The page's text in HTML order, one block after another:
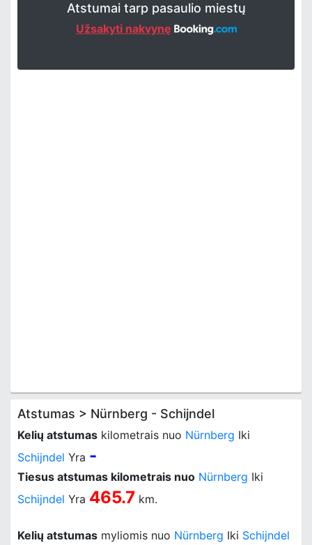
Atstumai tarp pasaulio miestų
Užsakyti nakvynę
Atstumas > Nürnberg - Schijndel
Kelių atstumas kilometrais nuo Nürnberg Iki
Schijndel Yra -
Tiesus atstumas kilometrais nuo Nürnberg Iki
Schijndel Yra 465.7 km.
Kelių atstumas myliomis nuo Nürnberg Iki Schijndel